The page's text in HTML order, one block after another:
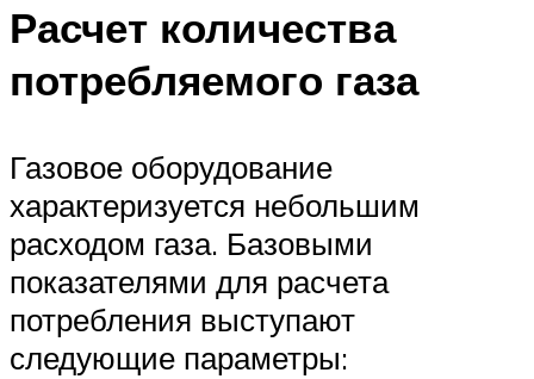
Расчет количества
потребляемого газа
Газовое оборудование
характеризуется небольшим
расходом газа. Базовыми
показателями для расчета
потребления выступают
следующие параметры: